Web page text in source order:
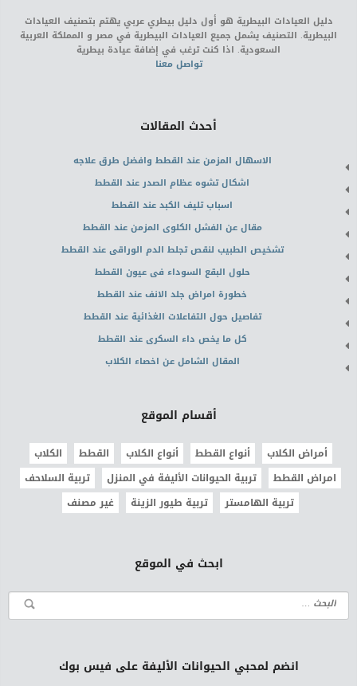
دليل العيادات البيطرية هو أول دليل بيطري عربي يهتم بتصنيف العيادات
البيطرية. التصنيف يشمل جميع العيادات البيطرية في مصر و المملكة العربية
السعودية. اذا كنت ترغب في إضافة عيادة بيطرية
تواصل معنا
أحدث المقالات
الاسهال المزمن عند القطط وافضل طرق علاجه
اشكال تشوه عظام الصدر عند القطط
اسباب تليف الكبد عند القطط
مقال عن الفشل الكلوى المزمن عند القطط
تشخيص الطبيب لنقص تجلط الدم الوراقى عند القطط
حلول البقع السوداء فى عيون القطط
خطورة امراض جلد الانف عند القطط
تفاصيل حول التفاعلات الغذائية عند القطط
كل ما يخص داء السكرى عند القطط
المقال الشامل عن اخصاء الكلاب
أقسام الموقع
أمراض الكلاب أنواع القطط أنواع الكلاب القطط
الكلاب
امراض القطط
تربية الحيوانات الأليفة في المنزل
تربية السلاحف
تربية الهامستر
تربية طيور الزينة غير مصنف
ابحث في الموقع
انضم لمحبي الحيوانات الأليفة على فيس بوك